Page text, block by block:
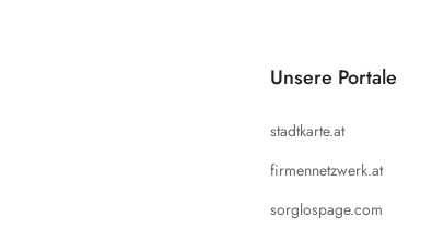
Unsere Portale
stadtkarte.at
firmennetzwerk.at
sorglospage.com